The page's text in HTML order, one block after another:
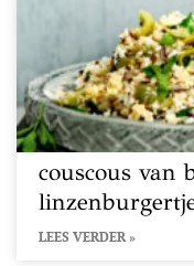
couscous van
LEES VERDER »